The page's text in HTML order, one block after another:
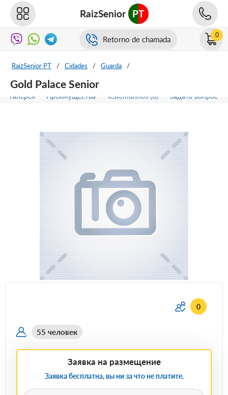
RaizSenior PT
Retorno de chamada 0
RaizSenior PT / Cidades / Guarda /
Gold Palace Senior
Галерея Преимущества Testemunhos (0) Задать вопрос
0
55 человек
Заявка на размещение
Заявка бесплатна, вы ни за что не платите.